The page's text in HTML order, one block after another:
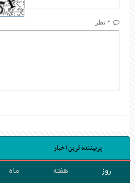
* نظر
پربیننده ترین اخبار
روز هفته ماه